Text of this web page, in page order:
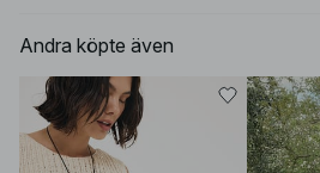
Andra köpte även